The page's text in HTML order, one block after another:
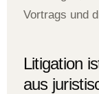
Vortrags und
Litigation
aus